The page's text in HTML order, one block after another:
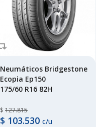
Neumáticos Bridgestone
Ecopia Ep150
175/60 R16 82H
$ 127.815
$ 103.530 c/u